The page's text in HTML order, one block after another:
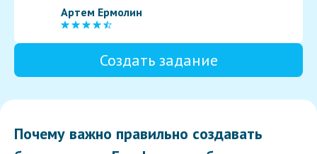
Артем Ермолин
Создать задание
Почему важно правильно создавать